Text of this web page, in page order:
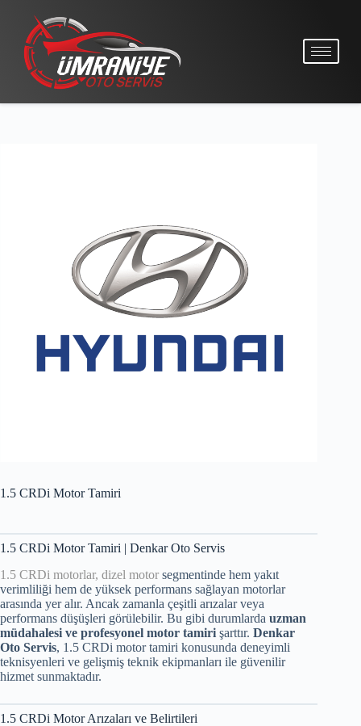
1.5 CRDi Motor Tamiri
1.5 CRDi Motor Tamiri | Denkar Oto Servis
1.5 CRDi motorlar, dizel motor segmentinde hem yakıt
verimliliği hem de yüksek performans sağlayan motorlar
arasında yer alır. Ancak zamanla çeşitli arızalar veya
performans düşüşleri görülebilir. Bu gibi durumlarda uzman
müdahalesi ve profesyonel motor tamiri şarttır. Denkar
Oto Servis, 1.5 CRDi motor tamiri konusunda deneyimli
teknisyenleri ve gelişmiş teknik ekipmanları ile güvenilir
hizmet sunmaktadır.
1.5 CRDi Motor Arızaları ve Belirtileri